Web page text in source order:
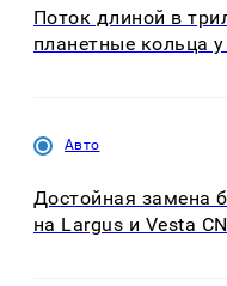
Поток длиной в
планетные кольца
Авто
Достойная замена
на Largus и Vesta